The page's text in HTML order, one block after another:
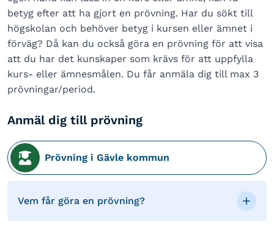
betyg efter att ha gjort en prövning. Har du sökt till
högskolan och behöver betyg i kursen eller ämnet i
förväg? Då kan du också göra en prövning för att visa
att du har det kunskaper som krävs för att uppfylla
kurs- eller ämnesmålen. Du får anmäla dig till max 3
prövningar/period.
Anmäl dig till prövning
Prövning i Gävle kommun
Vem får göra en prövning?